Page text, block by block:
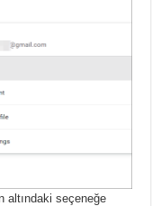
altındaki seçeneğe